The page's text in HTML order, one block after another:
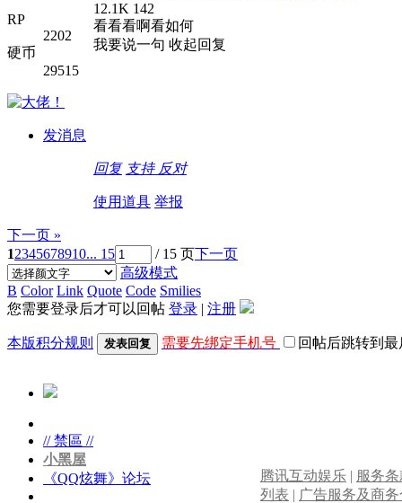
RP
2202
硬币
29515
发消息
12.1K 142
看看看啊看如何
我要说一句 收起回复
回复 支持 反对
使用道具 举报
下一页 »
12345678910... 15 / 15 页下一页
高级模式
B Color Link Quote Code Smilies
您需要登录后才可以回帖 登录 | 注册
本版积分规则 发表回复 需要先绑定手机号 回帖后跳转到
腾讯互动娱乐 | 服务
列表 | 广告服务及商
// 禁區 //
小黑屋
《QQ炫舞》论坛